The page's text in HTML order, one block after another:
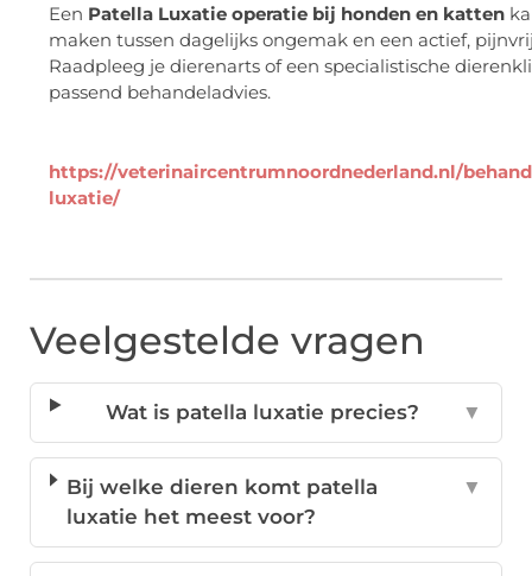
Een Patella Luxatie operatie bij honden en katten
maken tussen dagelijks ongemak en een actief,
Raadpleeg je dierenarts of een specialistische
passend behandeladvies.
https://veterinaircentrumnoordnederland.nl/
luxatie/
Veelgestelde vragen
Wat is patella luxatie precies? ▼
Bij welke dieren komt patella
luxatie het meest voor?
▼